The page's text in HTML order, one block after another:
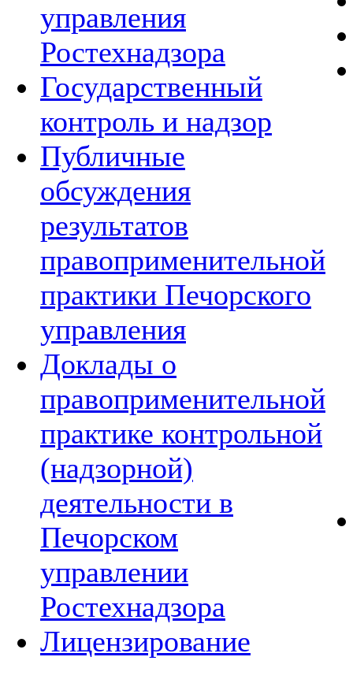
управления
Ростехнадзора
Государственный
контроль и надзор
Публичные
обсуждения
результатов
правоприменительной
практики Печорского
управления
Доклады о
правоприменительной
практике контрольной
(надзорной)
деятельности в
Печорском
управлении
Ростехнадзора
Лицензирование